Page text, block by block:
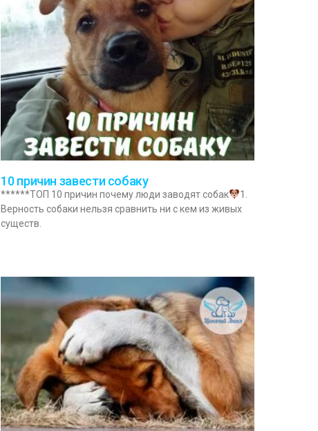
10 причин завести собаку
******ТОП 10 причин почему люди заводят собак
1.
Верность собаки нельзя сравнить ни с кем из живых
существ.